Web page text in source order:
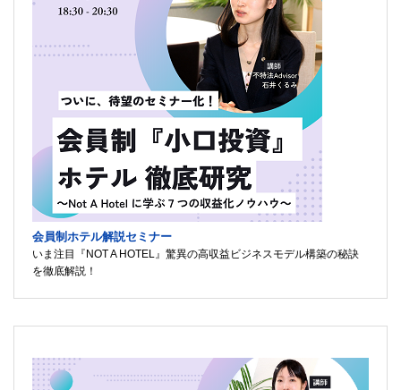
会員制ホテル解説セミナー
いま注目『NOT A HOTEL』驚異の高収益ビジネスモデル構築の秘訣
を徹底解説！